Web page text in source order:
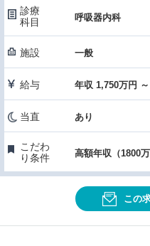
診療
科目
呼吸器内科
施設 一般
給与 年収 1,750万円
当直 あり
こだわ
り条件
この